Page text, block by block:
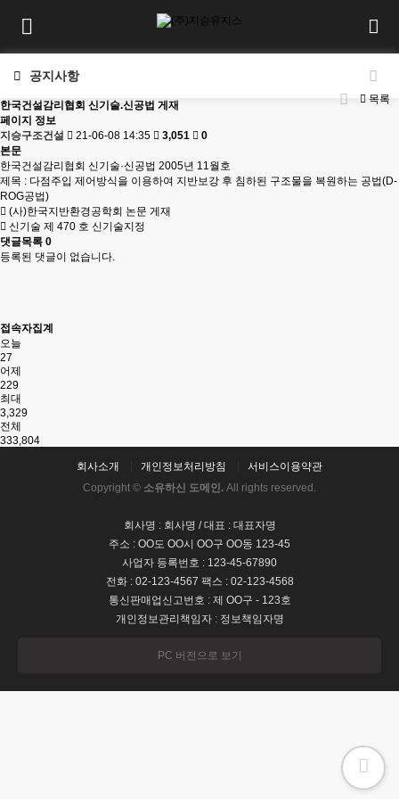
공지사항
목록
한국건설감리협회 신기술.신공법 게재
페이지 정보
지승구조건설
21-06-08 14:35 3,051
0
본문
한국건설감리협회 신기술·신공법 2005년 11월호
제목 : 다점주입 제어방식을 이용하여 지반보강 후 침하된 구조물을 복원하는 공법(D-
ROG공법)
(사)한국지반환경공학회 논문 게재
신기술 제 470 호 신기술지정
댓글목록 0
등록된 댓글이 없습니다.
접속자집계
오늘
27
어제
229
최대
3,329
전체
333,804
회사소개 개인정보처리방침
서비스이용약관
Copyright © 소유하신 도메인. All rights reserved.
회사명 : 회사명 / 대표 : 대표자명
주소 : OO도 OO시 OO구 OO동 123-45
사업자 등록번호 : 123-45-67890
전화 : 02-123-4567 팩스 : 02-123-4568
통신판매업신고번호 : 제 OO구 - 123호
개인정보관리책임자 : 정보책임자명
PC 버전으로 보기